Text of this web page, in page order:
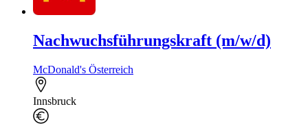
Nachwuchsführungskraft (m/w/d)
McDonald's Österreich
Innsbruck